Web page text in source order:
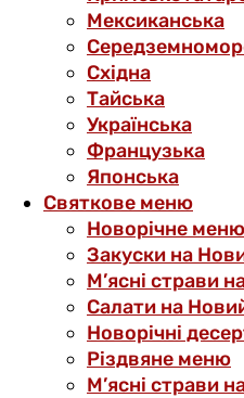
Мексиканська
Східна
Тайська
Українська
Французька
Японська
Святкове меню
Новорічне меню
Закуски на
М’ясні страви
Салати на
Новорічні
Різдвяне меню
М’ясні страви